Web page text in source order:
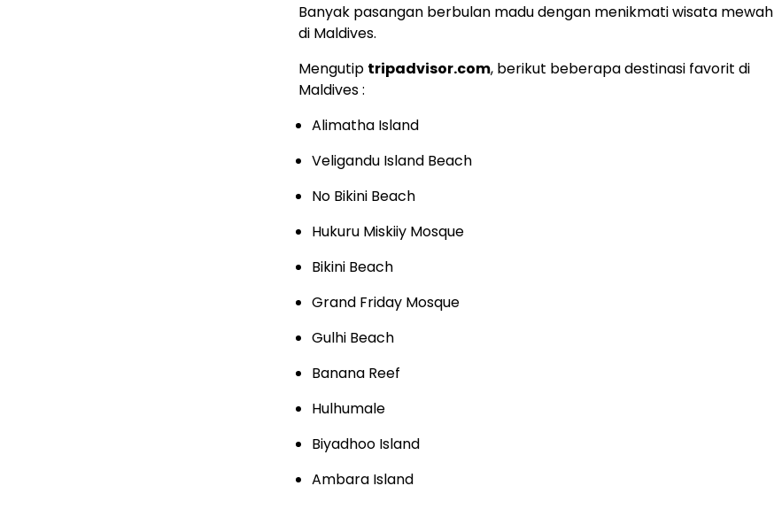
Banyak pasangan berbulan madu dengan menikmati wisata mewah
di Maldives.
Mengutip tripadvisor.com, berikut beberapa destinasi favorit di
Maldives :
Alimatha Island
Veligandu Island Beach
No Bikini Beach
Hukuru Miskiiy Mosque
Bikini Beach
Grand Friday Mosque
Gulhi Beach
Banana Reef
Hulhumale
Biyadhoo Island
Ambara Island